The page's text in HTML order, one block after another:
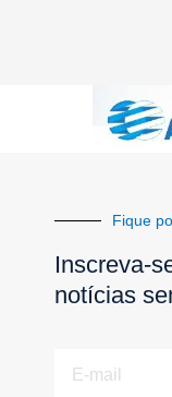
Fique
Inscreva-
notícias
mail